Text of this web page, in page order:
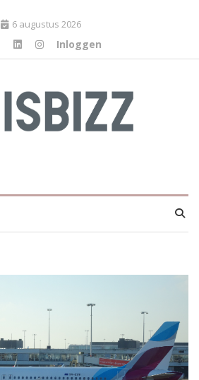
6 augustus 2026
Inloggen